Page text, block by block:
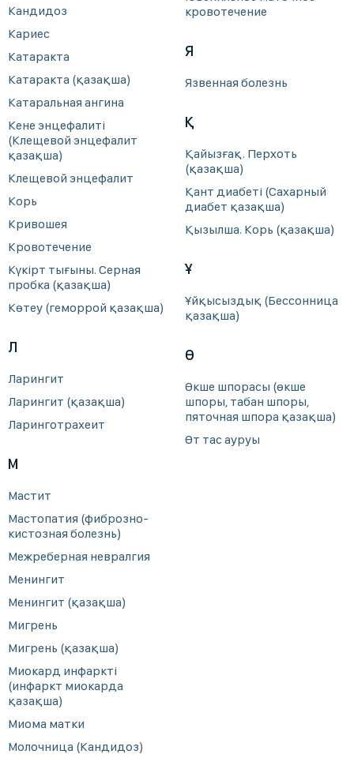
Кандидоз
Кариес
Катаракта
Катаракта (қазақша)
Катаральная ангина
Кене энцефалиті
(Клещевой энцефалит
қазақша)
Клещевой энцефалит
Корь
Кривошея
Кровотечение
Күкірт тығыны. Серная
пробка (қазақша)
Көтеу (геморрой қазақша)
Л
Ларингит
Ларингит (қазақша)
Ларинготрахеит
М
Мастит
Мастопатия (фиброзно-
кистозная болезнь)
Межреберная невралгия
Менингит
Менингит (қазақша)
Мигрень
Мигрень (қазақша)
Миокард инфаркті
(инфаркт миокарда
қазақша)
Миома матки
Молочница (Кандидоз)
кровотечение
Я
Язвенная болезнь
Қ
Қайызғақ. Перхоть
(қазақша)
Қант диабеті (Сахарный
диабет қазақша)
Қызылша. Корь (қазақша)
Ұ
Ұйқысыздық (Бессонница
қазақша)
Ө
Өкше шпорасы (өкше
шпоры, табан шпоры,
пяточная шпора қазақша)
Өт тас ауруы